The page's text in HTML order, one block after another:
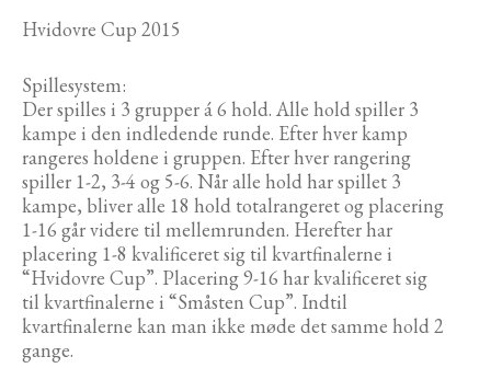
Hvidovre Cup 2015
Spillesystem:
Der spilles i 3 grupper á 6 hold. Alle hold spiller 3
kampe i den indledende runde. Efter hver kamp
rangeres holdene i gruppen. Efter hver rangering
spiller 1-2, 3-4 og 5-6. Når alle hold har spillet 3
kampe, bliver alle 18 hold totalrangeret og placering
1-16 går videre til mellemrunden. Herefter har
placering 1-8 kvalificeret sig til kvartfinalerne i
“Hvidovre Cup”. Placering 9-16 har kvalificeret sig
til kvartfinalerne i “Småsten Cup”. Indtil
kvartfinalerne kan man ikke møde det samme hold 2
gange.